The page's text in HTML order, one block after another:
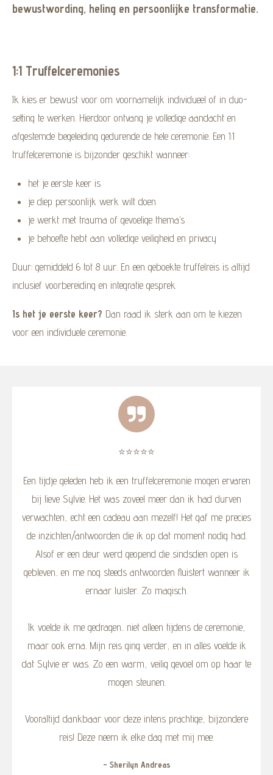
bewustwording, heling en persoonlijke transformatie.
1:1 Truffelceremonies
Ik kies er bewust voor om voornamelijk individueel of in duo-
setting te werken. Hierdoor ontvang je volledige aandacht en
afgestemde begeleiding gedurende de hele ceremonie. Een 1:1
truffelceremonie is bijzonder geschikt wanneer:
het je eerste keer is
je diep persoonlijk werk wilt doen
je werkt met trauma of gevoelige thema’s
je behoefte hebt aan volledige veiligheid en privacy
Duur: gemiddeld 6 tot 8 uur. En een geboekte truffelreis is altijd
inclusief voorbereiding en integratie gesprek.
Is het je eerste keer? Dan raad ik sterk aan om te kiezen
voor een individuele ceremonie.
⭐️⭐️⭐️⭐️⭐️
Een tijdje geleden heb ik een truffelceremonie mogen ervaren
bij lieve Sylvie. Het was zoveel meer dan ik had durven
verwachten, echt een cadeau aan mezelf! Het gaf me precies
de inzichten/antwoorden die ik op dat moment nodig had.
Alsof er een deur werd geopend die sindsdien open is
gebleven.. en me nog steeds antwoorden fluistert wanneer ik
ernaar luister. Zo magisch.
Ik voelde ik me gedragen.. niet alleen tijdens de ceremonie,
maar ook erna. Mijn reis ging verder, en in alles voelde ik
dat Sylvie er was. Zo een warm, veilig gevoel om op haar te
mogen steunen.
Vooraltijd dankbaar voor deze intens prachtige, bijzondere
reis! Deze neem ik elke dag met mij mee.
- Sherilyn Andreas